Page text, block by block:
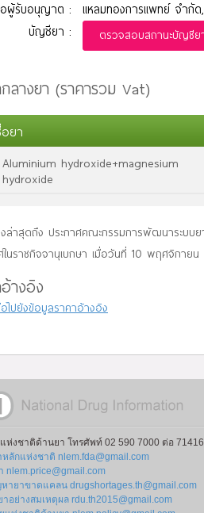
ผู้รับอนุญาต :
แหลมทองการแพทย์ จำกัด,
บัญชียา :
ตรวจสอบสถานะบัญชีย
ลางยา (ราคารวม Vat)
ยา
Aluminium hydroxide+magnesium
hydroxide
ล่าสุดถึง ประกาศคณะกรรมการพัฒนาระบ
ในราชกิจจานุเบกษา เมื่อวันที่ 10 พฤศจิกายน
างอิง
ไปยังข้อมูลราคาอ้างอิง
ห่งชาติด้านยา โทรศัพท์ 02 590 7000 ต่อ
ลักแห่งชาติ nlem.fda@gmail.com
nlem.price@gmail.com
ายาขาดแคลน drugshortages.th@gmail.com
าอย่างสมเหตุผล rdu.th2015@gmail.com